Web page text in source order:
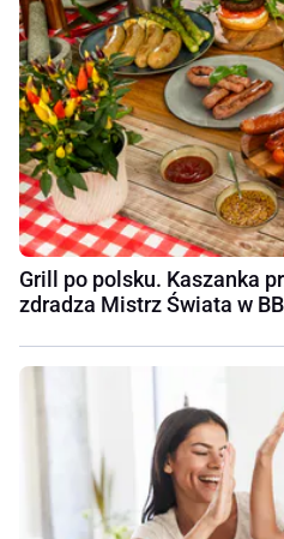
Grill po polsku. Kaszanka
zdradza Mistrz Świata w